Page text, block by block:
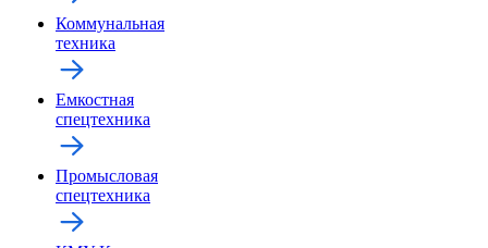
Коммунальная
техника
Емкостная
спецтехника
Промысловая
спецтехника